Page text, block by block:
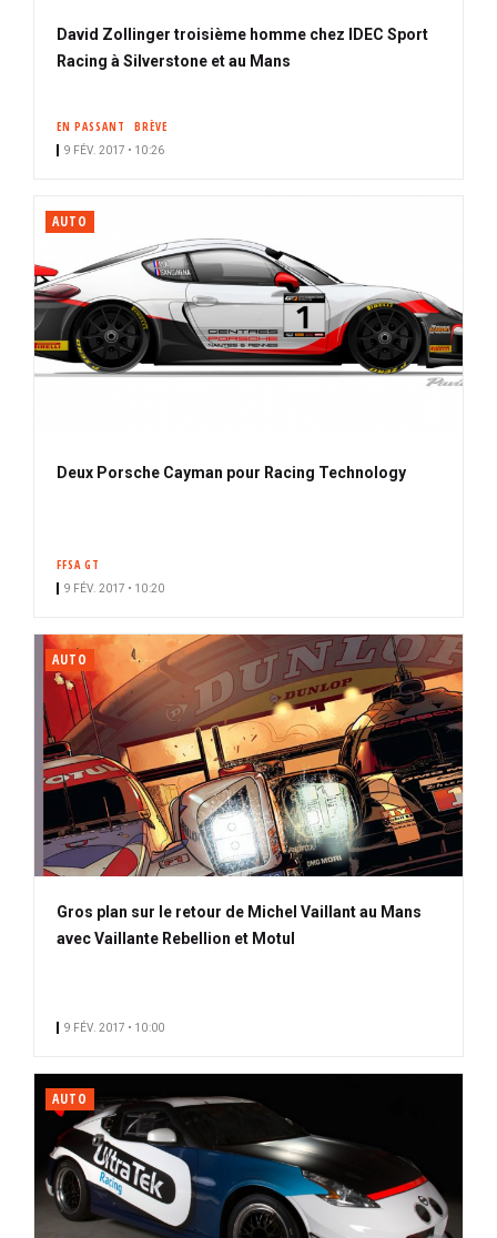
David Zollinger troisième homme chez IDEC Sport
Racing à Silverstone et au Mans
EN PASSANT BRÈVE
9 FÉV. 2017 • 10:26
AUTO
Deux Porsche Cayman pour Racing Technology
FFSA GT
9 FÉV. 2017 • 10:20
AUTO
Gros plan sur le retour de Michel Vaillant au Mans
avec Vaillante Rebellion et Motul
9 FÉV. 2017 • 10:00
AUTO